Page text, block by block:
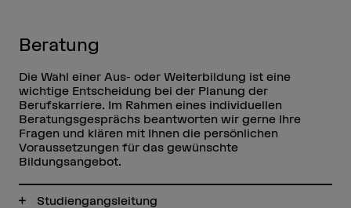
Beratung
Die Wahl einer Aus- oder Weiterbildung ist eine
wichtige Entscheidung bei der Planung der
Berufskarriere. Im Rahmen eines individuellen
Beratungsgesprächs beantworten wir gerne Ihre
Fragen und klären mit Ihnen die persönlichen
Voraussetzungen für das gewünschte
Bildungsangebot.
Studiengangsleitung